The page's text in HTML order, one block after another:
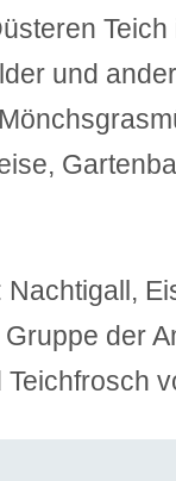
und
der